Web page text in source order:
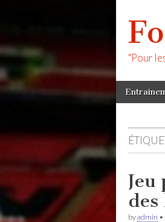
"Pour
Main
menu
Skip
to
des
byadmin •